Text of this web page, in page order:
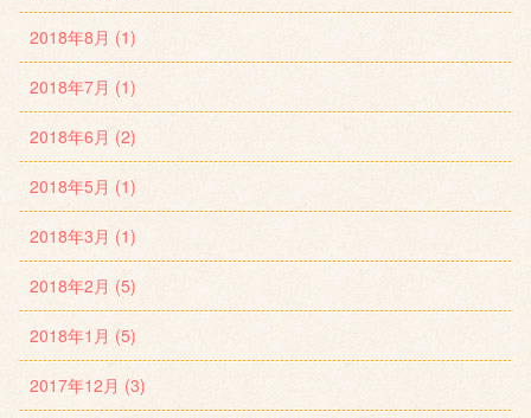
2018年8月 (1)
2018年7月 (1)
2018年6月 (2)
2018年5月 (1)
2018年3月 (1)
2018年2月 (5)
2018年1月 (5)
2017年12月 (3)